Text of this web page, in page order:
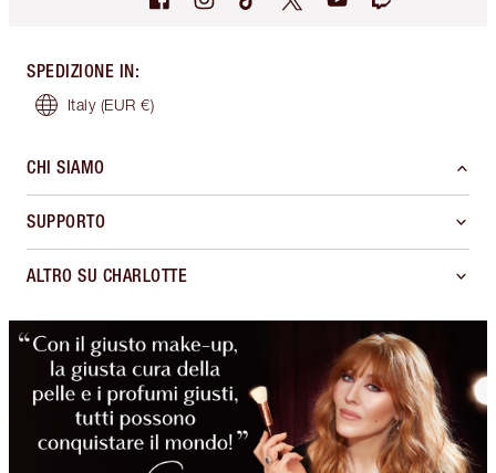
SPEDIZIONE IN :
Italy (EUR €)
CHI SIAMO
SUPPORTO
ALTRO SU CHARLOTTE